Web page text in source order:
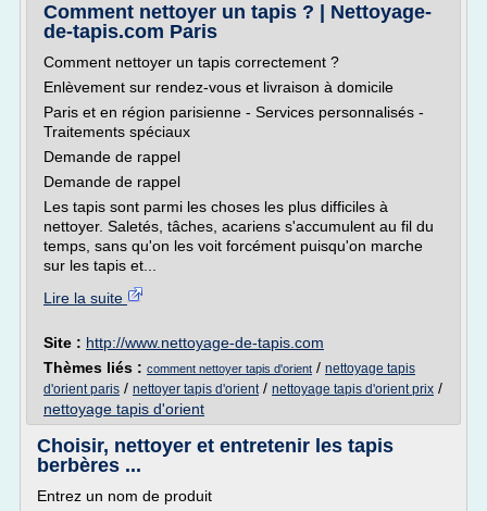
Comment nettoyer un tapis ? | Nettoyage-
de-tapis.com Paris
Comment nettoyer un tapis correctement ?
Enlèvement sur rendez-vous et livraison à domicile
Paris et en région parisienne - Services personnalisés -
Traitements spéciaux
Demande de rappel
Demande de rappel
Les tapis sont parmi les choses les plus difficiles à
nettoyer. Saletés, tâches, acariens s'accumulent au fil du
temps, sans qu'on les voit forcément puisqu'on marche
sur les tapis et...
Lire la suite
Site : http://www.nettoyage-de-tapis.com
Thèmes liés : comment nettoyer tapis d'orient / nettoyage tapis
d'orient paris / nettoyer tapis d'orient/ nettoyage tapis d'orient prix /
nettoyage tapis d'orient
Choisir, nettoyer et entretenir les tapis
berbères ...
Entrez un nom de produit